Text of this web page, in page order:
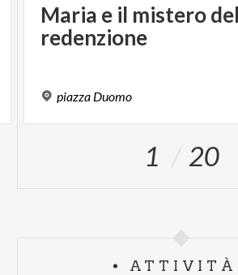
Maria e il mistero
redenzione
piazza Duomo
1 20
ATTIVITÀ